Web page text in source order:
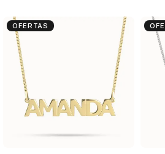
OFERTAS